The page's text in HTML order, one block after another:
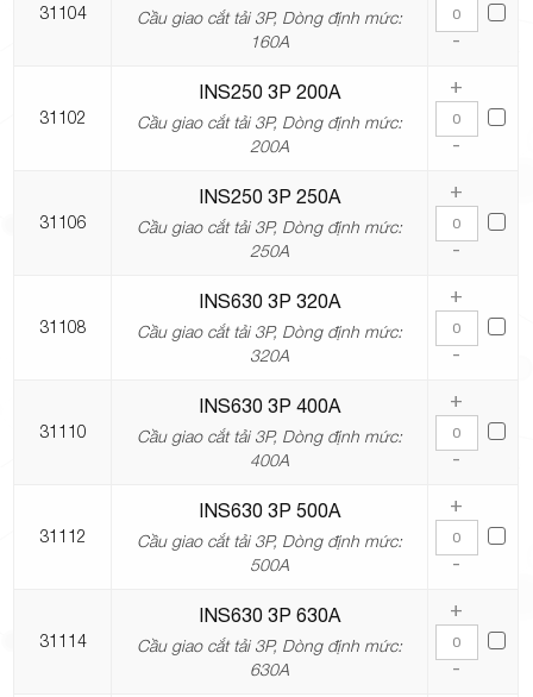
31104
Cầu giao cắt tải 3P, Dòng định mức:
160A
-
31102
INS250 3P 200A
Cầu giao cắt tải 3P, Dòng định mức:
200A
+
-
31106
INS250 3P 250A
Cầu giao cắt tải 3P, Dòng định mức:
250A
+
-
31108
INS630 3P 320A
Cầu giao cắt tải 3P, Dòng định mức:
320A
+
-
31110
INS630 3P 400A
Cầu giao cắt tải 3P, Dòng định mức:
400A
+
-
31112
INS630 3P 500A
Cầu giao cắt tải 3P, Dòng định mức:
500A
+
-
31114
INS630 3P 630A
Cầu giao cắt tải 3P, Dòng định mức:
630A
+
-